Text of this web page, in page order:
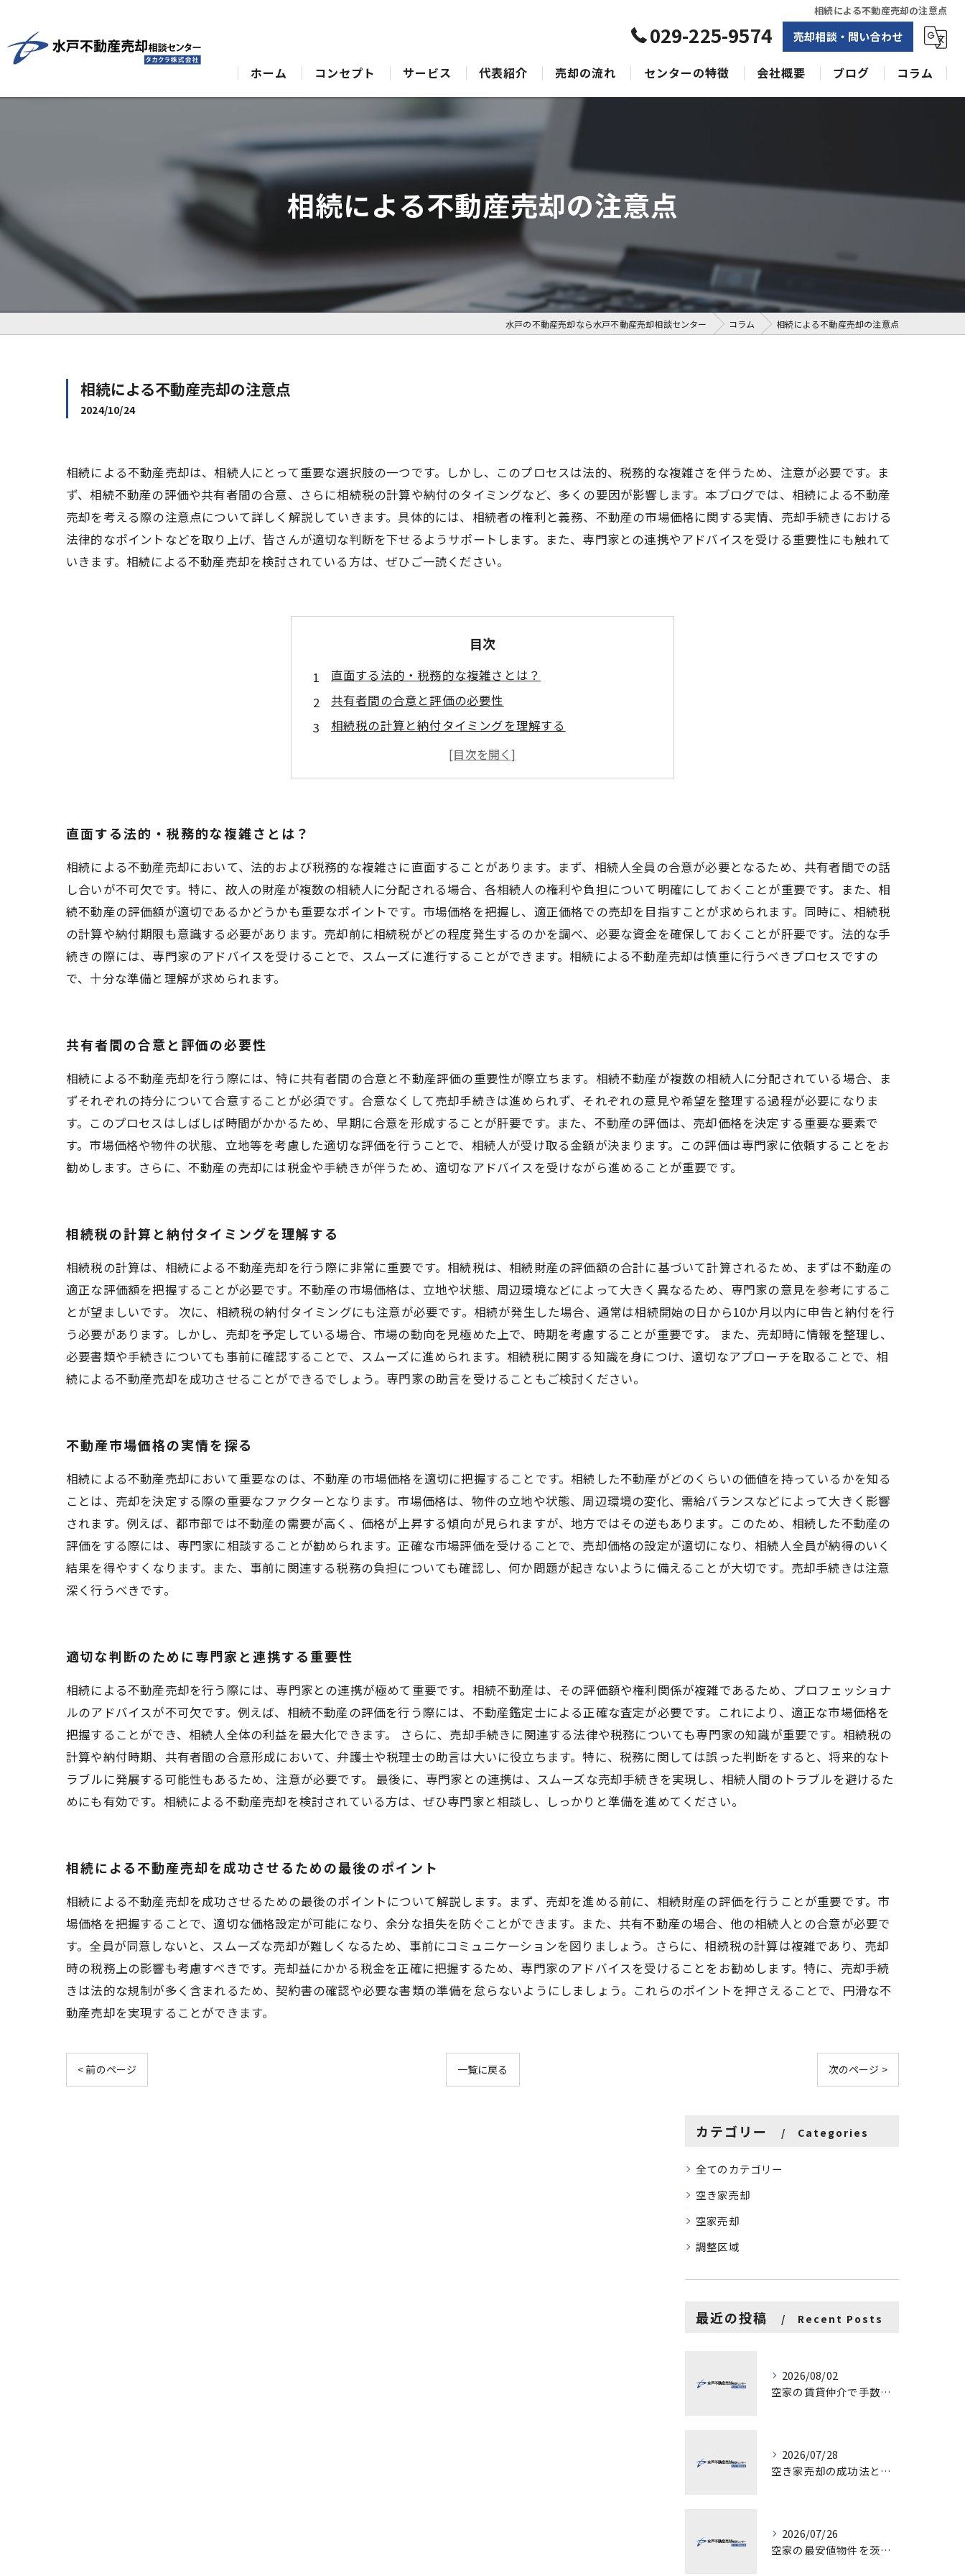
相続による不動産売却の注意点
029-225-9574 売却相談・問い合わせ
ホーム コンセプト
水戸の不動産売却･水戸不動産売却相談センターのサポート
水戸の不動産売却･水戸不動産売却相談センターの最適なアドバイス
サービス 代表紹介 売却の流れ センターの特徴
戸建て
収益物件
会社概要 ブログ コラム
相続による不動産売却の注意点
水戸の不動産売却なら水戸不動産売却相談センター コラム 相続による不動産売却の注意点
相続による不動産売却の注意点
2024/10/24
相続による不動産売却は、相続人にとって重要な選択肢の一つです。しかし、このプロセスは法的、税務的な複雑さを伴うため、注意が必要です。ま
ず、相続不動産の評価や共有者間の合意、さらに相続税の計算や納付のタイミングなど、多くの要因が影響します。本ブログでは、相続による不動産
売却を考える際の注意点について詳しく解説していきます。具体的には、相続者の権利と義務、不動産の市場価格に関する実情、売却手続きにおける
法律的なポイントなどを取り上げ、皆さんが適切な判断を下せるようサポートします。また、専門家との連携やアドバイスを受ける重要性にも触れて
いきます。相続による不動産売却を検討されている方は、ぜひご一読ください。
目次
直面する法的・税務的な複雑さとは？
共有者間の合意と評価の必要性
相続税の計算と納付タイミングを理解する
不動産市場価格の実情を探る
適切な判断のために専門家と連携する重要性
直面する法的・税務的な複雑さとは？
相続による不動産売却において、法的および税務的な複雑さに直面することがあります。まず、相続人全員の合意が必要となるため、共有者間での話
し合いが不可欠です。特に、故人の財産が複数の相続人に分配される場合、各相続人の権利や負担について明確にしておくことが重要です。また、相
続不動産の評価額が適切であるかどうかも重要なポイントです。市場価格を把握し、適正価格での売却を目指すことが求められます。同時に、相続税
の計算や納付期限も意識する必要があります。売却前に相続税がどの程度発生するのかを調べ、必要な資金を確保しておくことが肝要です。法的な手
続きの際には、専門家のアドバイスを受けることで、スムーズに進行することができます。相続による不動産売却は慎重に行うべきプロセスですの
で、十分な準備と理解が求められます。
共有者間の合意と評価の必要性
相続による不動産売却を行う際には、特に共有者間の合意と不動産評価の重要性が際立ちます。相続不動産が複数の相続人に分配されている場合、ま
ずそれぞれの持分について合意することが必須です。合意なくして売却手続きは進められず、それぞれの意見や希望を整理する過程が必要になりま
す。このプロセスはしばしば時間がかかるため、早期に合意を形成することが肝要です。また、不動産の評価は、売却価格を決定する重要な要素で
す。市場価格や物件の状態、立地等を考慮した適切な評価を行うことで、相続人が受け取る金額が決まります。この評価は専門家に依頼することをお
勧めします。さらに、不動産の売却には税金や手続きが伴うため、適切なアドバイスを受けながら進めることが重要です。
相続税の計算と納付タイミングを理解する
相続税の計算は、相続による不動産売却を行う際に非常に重要です。相続税は、相続財産の評価額の合計に基づいて計算されるため、まずは不動産の
適正な評価額を把握することが必要です。不動産の市場価格は、立地や状態、周辺環境などによって大きく異なるため、専門家の意見を参考にするこ
とが望ましいです。 次に、相続税の納付タイミングにも注意が必要です。相続が発生した場合、通常は相続開始の日から10か月以内に申告と納付を行
う必要があります。しかし、売却を予定している場合、市場の動向を見極めた上で、時期を考慮することが重要です。 また、売却時に情報を整理し、
必要書類や手続きについても事前に確認することで、スムーズに進められます。相続税に関する知識を身につけ、適切なアプローチを取ることで、相
続による不動産売却を成功させることができるでしょう。専門家の助言を受けることもご検討ください。
不動産市場価格の実情を探る
相続による不動産売却において重要なのは、不動産の市場価格を適切に把握することです。相続した不動産がどのくらいの価値を持っているかを知る
ことは、売却を決定する際の重要なファクターとなります。市場価格は、物件の立地や状態、周辺環境の変化、需給バランスなどによって大きく影響
されます。例えば、都市部では不動産の需要が高く、価格が上昇する傾向が見られますが、地方ではその逆もあります。このため、相続した不動産の
評価をする際には、専門家に相談することが勧められます。正確な市場評価を受けることで、売却価格の設定が適切になり、相続人全員が納得のいく
結果を得やすくなります。また、事前に関連する税務の負担についても確認し、何か問題が起きないように備えることが大切です。売却手続きは注意
深く行うべきです。
適切な判断のために専門家と連携する重要性
相続による不動産売却を行う際には、専門家との連携が極めて重要です。相続不動産は、その評価額や権利関係が複雑であるため、プロフェッショナ
ルのアドバイスが不可欠です。例えば、相続不動産の評価を行う際には、不動産鑑定士による正確な査定が必要です。これにより、適正な市場価格を
把握することができ、相続人全体の利益を最大化できます。 さらに、売却手続きに関連する法律や税務についても専門家の知識が重要です。相続税の
計算や納付時期、共有者間の合意形成において、弁護士や税理士の助言は大いに役立ちます。特に、税務に関しては誤った判断をすると、将来的なト
ラブルに発展する可能性もあるため、注意が必要です。 最後に、専門家との連携は、スムーズな売却手続きを実現し、相続人間のトラブルを避けるた
めにも有効です。相続による不動産売却を検討されている方は、ぜひ専門家と相談し、しっかりと準備を進めてください。
相続による不動産売却を成功させるための最後のポイント
相続による不動産売却を成功させるための最後のポイントについて解説します。まず、売却を進める前に、相続財産の評価を行うことが重要です。市
場価格を把握することで、適切な価格設定が可能になり、余分な損失を防ぐことができます。また、共有不動産の場合、他の相続人との合意が必要で
す。全員が同意しないと、スムーズな売却が難しくなるため、事前にコミュニケーションを図りましょう。さらに、相続税の計算は複雑であり、売却
時の税務上の影響も考慮すべきです。売却益にかかる税金を正確に把握するため、専門家のアドバイスを受けることをお勧めします。特に、売却手続
きは法的な規制が多く含まれるため、契約書の確認や必要な書類の準備を怠らないようにしましょう。これらのポイントを押さえることで、円滑な不
動産売却を実現することができます。
< 前のページ 一覧に戻る 次のページ >
カテゴリー Categories
全てのカテゴリー
空き家売却
空家売却
調整区域
最近の投稿 Recent Posts
2026/08/02
空家の賃貸仲介で手数料と上限を徹底解説し200万円物件の注意点も紹介
2026/07/28
空き家売却の成功法と注意点
2026/07/26
空家の最安値物件を茨城県水戸市つくば市で探す方法と賢い売却ポイントを徹底解説